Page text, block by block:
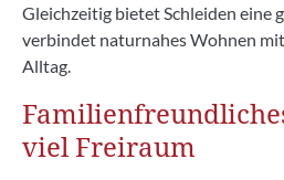
Gleichzeitig bietet Schleiden eine
verbindet naturnahes Wohnen
Alltag.
viel Freiraum